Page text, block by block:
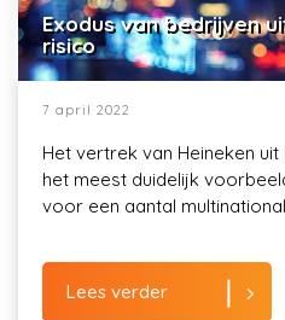
Exodus van bedrijven
risico
7 april 2022
Het vertrek van Heineken
het meest duidelijk
voor een aantal
Lees verder